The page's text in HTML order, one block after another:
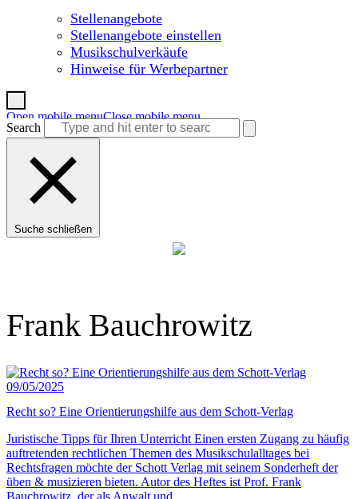
Stellenangebote
Stellenangebote einstellen
Musikschulverkäufe
Hinweise für Werbepartner
Open mobile menuClose mobile menu
Warenkorb
Search
Suche schließen
Anzeige
Frank Bauchrowitz
09/05/2025
Recht so? Eine Orientierungshilfe aus dem Schott-Verlag
Juristische Tipps für Ihren Unterricht Einen ersten Zugang zu häufig
auftretenden rechtlichen Themen des Musikschulalltages bei
Rechtsfragen möchte der Schott Verlag mit seinem Sonderheft der
üben & musizieren bieten. Autor des Heftes ist Prof. Frank